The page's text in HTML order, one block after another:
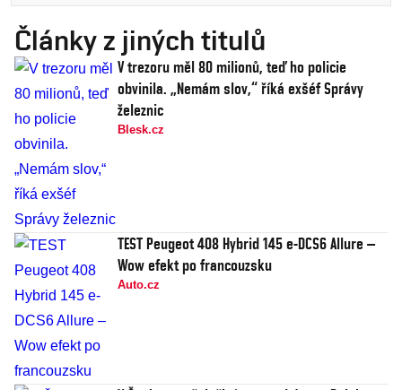
Články z jiných titulů
V trezoru měl 80 milionů, teď ho policie
obvinila. „Nemám slov,“ říká exšéf Správy
železnic
Blesk.cz
TEST Peugeot 408 Hybrid 145 e-DCS6 Allure –
Wow efekt po francouzsku
Auto.cz